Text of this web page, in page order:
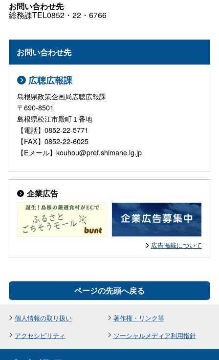
お問い合わせ先
総務課TEL0852・22・6766
お問い合わせ先
広聴広報課
島根県政策企画局広聴広報課
〒690-8501
島根県松江市殿町１番地
【電話】0852-22-5771
【FAX】0852-22-6025
【Eメール】kouhou@pref.shimane.lg.jp
企業広告
広告掲載について
ページの先頭へ戻る
個人情報の取り扱い
著作権・リンク等
アクセシビリティ
ソーシャルメディア利用指針